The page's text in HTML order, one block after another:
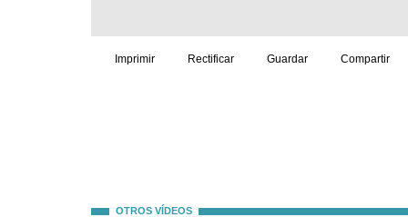
Imprimir Rectificar Guardar Compartir
OTROS VÍDEOS